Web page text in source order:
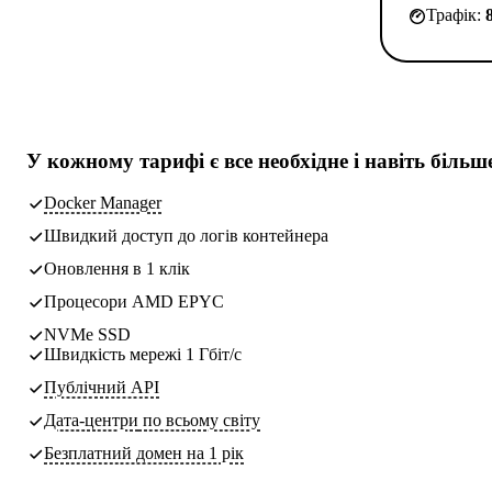
Трафік:
У кожному тарифі є все необхідне і навіть
Docker Manager
Швидкий доступ до логів контейнера
Оновлення в 1 клік
Процесори AMD EPYC
NVMe SSD
Швидкість мережі 1 Гбіт/с
Публічний API
Дата-центри по всьому світу
Безплатний домен на 1 рік